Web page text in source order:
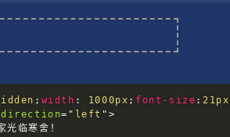
; width : 1000px ; font-size : 21px
direction= " left " >